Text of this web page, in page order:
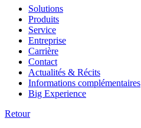
Solutions
Produits
Service
Entreprise
Carrière
Contact
Actualités & Récits
Informations complémentaires
Big Experience
Retour